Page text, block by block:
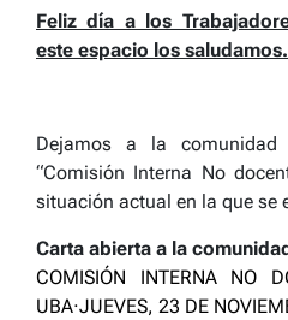
Feliz día a los
este espacio los saludamos.
Dejamos a la
“Comisión Interna No
situación actual en la que se
Carta abierta a la
COMISIÓN INTERNA NO
UBA·JUEVES, 23 DE